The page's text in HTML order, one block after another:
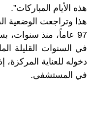
هذه الأيام المباركات”.
هذا وتراجعت الوضعية
97 عاماً، منذ
في السنوات القليلة
دخوله للعناية
في المستشفى.